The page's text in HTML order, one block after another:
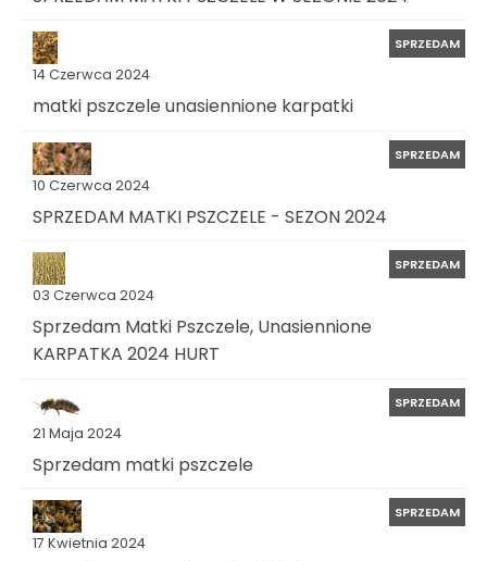
14 Czerwca 2024
SPRZEDAM
matki pszczele unasiennione karpatki
10 Czerwca 2024
SPRZEDAM
SPRZEDAM MATKI PSZCZELE - SEZON 2024
03 Czerwca 2024
SPRZEDAM
Sprzedam Matki Pszczele, Unasiennione
KARPATKA 2024 HURT
21 Maja 2024
SPRZEDAM
Sprzedam matki pszczele
17 Kwietnia 2024
SPRZEDAM